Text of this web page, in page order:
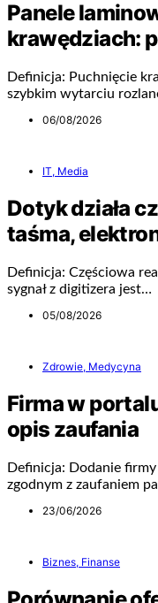
Panele
krawędziach:
Definicja: Puchnięcie
szybkim wytarciu
06/08/2026
IT, Media
Dotyk działa
taśma,
Definicja: Częściowa
sygnał z digitizera jest…
05/08/2026
Zdrowie, Medycyna
Firma w
opis zaufania
Definicja: Dodanie
zgodnym z zaufaniem
23/06/2026
Biznes, Finanse